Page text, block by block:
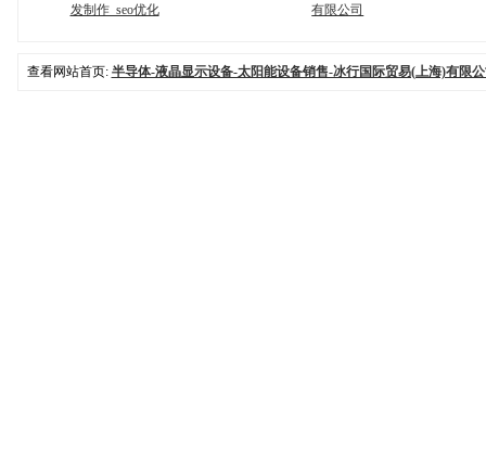
发制作_seo优化
有限公司
查看网站首页: 半导体-液晶显示设备-太阳能设备销售-冰行国际贸易(上海)有限